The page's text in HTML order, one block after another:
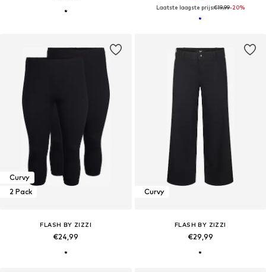
Laatste laagste prijs:€19,99-20%
Curvy
2 Pack
FLASH BY ZIZZI
€24,99
Curvy
FLASH BY ZIZZI
€29,99